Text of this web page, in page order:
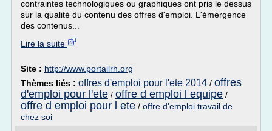
contraintes technologiques ou graphiques ont pris le dessus
sur la qualité du contenu des offres d'emploi. L'émergence
des contenus...
Lire la suite
Site : http://www.portailrh.org
Thèmes liés : offres d'emploi pour l'ete 2014 / offres
d'emploi pour l'ete / offre d emploi l equipe /
offre d emploi pour l ete / offre d'emploi travail de
chez soi